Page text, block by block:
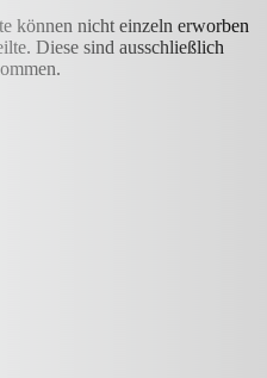
können nicht einzeln erworben
Diese sind ausschließlich